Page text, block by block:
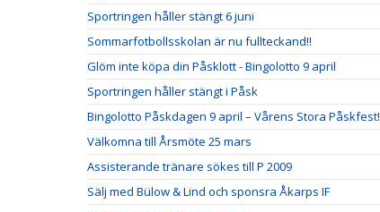
Sportringen håller stängt 6 juni
Sommarfotbollsskolan är nu fullteckand!!
Glöm inte köpa din Påsklott - Bingolotto 9 april
Sportringen håller stängt i Påsk
Bingolotto Påskdagen 9 april – Vårens Stora Påskfest!
Välkomna till Årsmöte 25 mars
Assisterande tränare sökes till P 2009
Sälj med Bülow & Lind och sponsra Åkarps IF